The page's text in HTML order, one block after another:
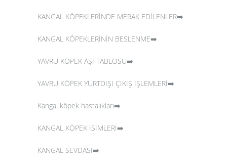
KANGAL KÖPEKLERİNDE MERAK EDİLENLER➡️
KANGAL KÖPEKLERİNİN BESLENME➡️
YAVRU KÖPEK AŞI TABLOSU➡️
YAVRU KÖPEK YURTDIŞI ÇIKIŞ İŞLEMLERİ➡️
Kangal köpek hastalıkları➡️
KANGAL KÖPEK İSİMLERİ➡️
KANGAL SEVDASI➡️